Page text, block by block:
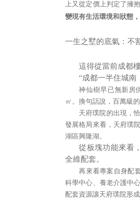
上又從定價上判定了擁
變現有生活環境和狀態
一生之墅的底氣：不
這得從當前成都
“成都一半住城南
神仙樹早已無新房
㎡。換句話說，百萬級
天府璞院的出現，
發展格局來看，天府璞
湖區興隆湖。
從板塊功能來看
全維配套。
再來看專案自身配
科學中心、養老介護中
配套資源讓天府璞院形